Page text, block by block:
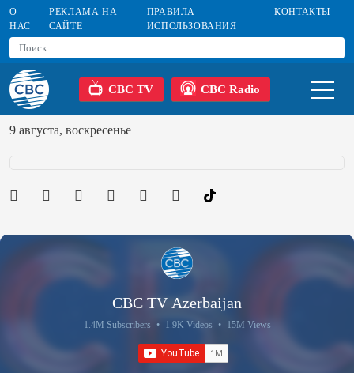
О
НАС
РЕКЛАМА НА
САЙТЕ
ПРАВИЛА
ИСПОЛЬЗОВАНИЯ
КОНТАКТЫ
CBC TV CBC Radio
9 августа, воскресенье
CBC TV Azerbaijan
1.4M Subscribers • 1.9K Videos • 15M Views